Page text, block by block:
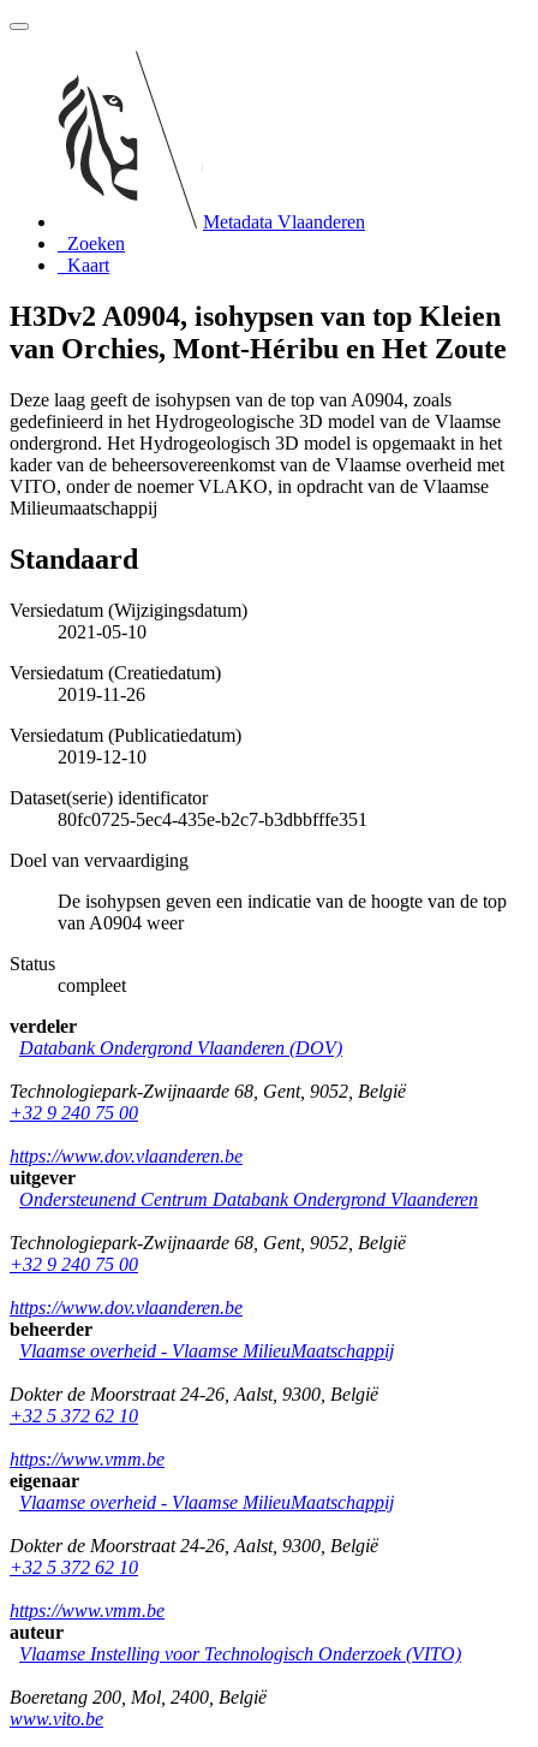
Metadata Vlaanderen
Zoeken
Kaart
H3Dv2 A0904, isohypsen van top Kleien
van Orchies, Mont-Héribu en Het Zoute
Deze laag geeft de isohypsen van de top van A0904, zoals
gedefinieerd in het Hydrogeologische 3D model van de Vlaamse
ondergrond. Het Hydrogeologisch 3D model is opgemaakt in het
kader van de beheersovereenkomst van de Vlaamse overheid met
VITO, onder de noemer VLAKO, in opdracht van de Vlaamse
Milieumaatschappij
Standaard
Versiedatum (Wijzigingsdatum)
2021-05-10
Versiedatum (Creatiedatum)
2019-11-26
Versiedatum (Publicatiedatum)
2019-12-10
Dataset(serie) identificator
80fc0725-5ec4-435e-b2c7-b3dbbfffe351
Doel van vervaardiging
De isohypsen geven een indicatie van de hoogte van de top
van A0904 weer
Status
compleet
verdeler
Databank Ondergrond Vlaanderen (DOV)
Technologiepark-Zwijnaarde 68 Gent, 9052 België
+32 9 240 75 00
https://www.dov.vlaanderen.be
uitgever
Ondersteunend Centrum Databank Ondergrond Vlaanderen
Technologiepark-Zwijnaarde 68 Gent, 9052 België
+32 9 240 75 00
https://www.dov.vlaanderen.be
beheerder
Vlaamse overheid - Vlaamse MilieuMaatschappij
Dokter de Moorstraat 24-26 Aalst, 9300 België
+32 5 372 62 10
https://www.vmm.be
eigenaar
Vlaamse overheid - Vlaamse MilieuMaatschappij
Dokter de Moorstraat 24-26 Aalst, 9300 België
+32 5 372 62 10
https://www.vmm.be
auteur
Vlaamse Instelling voor Technologisch Onderzoek (VITO)
Boeretang 200 Mol 2400 België
www.vito.be